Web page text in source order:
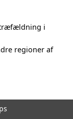
træfældning i
regioner af